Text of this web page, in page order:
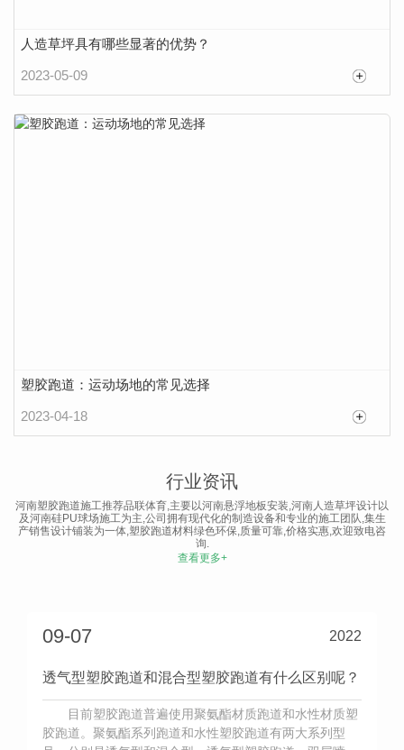
人造草坪具有哪些显著的优势？
2023-05-09
塑胶跑道：运动场地的常见选择
2023-04-18
行业资讯
河南塑胶跑道施工推荐品联体育,主要以河南悬浮地板安装,河南人造草坪设计以
及河南硅PU球场施工为主,公司拥有现代化的制造设备和专业的施工团队,集生
产销售设计铺装为一体,塑胶跑道材料绿色环保,质量可靠,价格实惠,欢迎致电咨
询.
查看更多+
水泥基面上的塑胶跑道施工方案: 塑胶跑道的施
工须在基面上进行，常见的基面有水泥基面、沥青基
面等。那么，在水泥基面上，塑胶跑道应该如何施工
的，弯道处以圆心为参考点来测量，具体操作以现场
09-07 2022
透气型塑胶跑道和混合型塑胶跑道有什么区别呢？
目前塑胶跑道普遍使用聚氨酯材质跑道和水性材质塑
胶跑道。聚氨酯系列跑道和水性塑胶跑道有两大系列型